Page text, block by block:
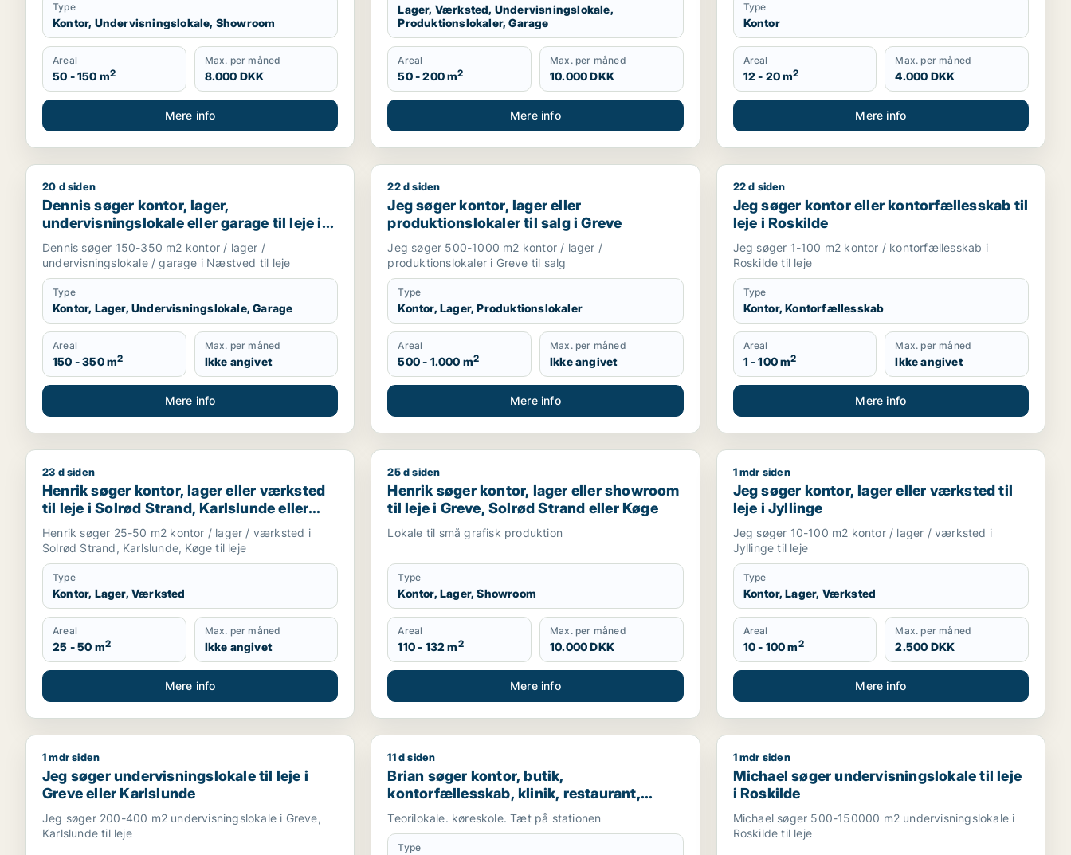
Type
Kontor, Undervisningslokale, Showroom
Areal
50 - 150 m2
Max. per måned
8.000 DKK
Mere info
Lager, Værksted, Undervisningslokale,
Produktionslokaler, Garage
Areal
50 - 200 m2
Max. per måned
10.000 DKK
Mere info
Type
Kontor
Areal
12 - 20 m2
Max. per måned
4.000 DKK
Mere info
Dennis søger kontor, lager, undervisningslokale eller garage til leje i Næstved
20 d siden
Dennis søger kontor, lager,
undervisningslokale eller garage til leje i
Næstved
Dennis søger 150-350 m2 kontor / lager /
undervisningslokale / garage i Næstved til leje
Type
Kontor, Lager, Undervisningslokale, Garage
Areal
150 - 350 m2
Max. per måned
Ikke angivet
Mere info
Jeg søger kontor, lager eller produktionslokaler til salg i Greve
22 d siden
Jeg søger kontor, lager eller
produktionslokaler til salg i Greve
Jeg søger 500-1000 m2 kontor / lager /
produktionslokaler i Greve til salg
Type
Kontor, Lager, Produktionslokaler
Areal
500 - 1.000 m2
Max. per måned
Ikke angivet
Mere info
Jeg søger kontor eller kontorfællesskab til leje i
22 d siden
Jeg søger kontor eller kontorfællesskab til
leje i Roskilde
Jeg søger 1-100 m2 kontor / kontorfællesskab i
Roskilde til leje
Type
Kontor, Kontorfællesskab
Areal
1 - 100 m2
Max. per måned
Ikke angivet
Mere info
Henrik søger kontor, lager eller værksted til leje i Solrød Strand, Karlslunde eller Køge
23 d siden
Henrik søger kontor, lager eller værksted
til leje i Solrød Strand, Karlslunde eller
Køge
Henrik søger 25-50 m2 kontor / lager / værksted i
Solrød Strand, Karlslunde, Køge til leje
Type
Kontor, Lager, Værksted
Areal
25 - 50 m2
Max. per måned
Ikke angivet
Mere info
Henrik søger kontor, lager eller showroom til leje i Greve, Solrød Strand eller Køge
25 d siden
Henrik søger kontor, lager eller showroom
til leje i Greve, Solrød Strand eller Køge
Lokale til små grafisk produktion
Type
Kontor, Lager, Showroom
Areal
110 - 132 m2
Max. per måned
10.000 DKK
Mere info
Jeg søger kontor, lager eller værksted til leje i Jyllinge
1 mdr siden
Jeg søger kontor, lager eller værksted til
leje i Jyllinge
Jeg søger 10-100 m2 kontor / lager / værksted i
Jyllinge til leje
Type
Kontor, Lager, Værksted
Areal
10 - 100 m2
Max. per måned
2.500 DKK
Mere info
Jeg søger undervisningslokale til leje i Greve eller Karlslunde
1 mdr siden
Jeg søger undervisningslokale til leje i
Greve eller Karlslunde
Jeg søger 200-400 m2 undervisningslokale i Greve,
Karlslunde til leje
Brian søger kontor, butik, kontorfællesskab, klinik, restaurant, virtuelt kontor, undervisningslokale,
11 d siden
Brian søger kontor, butik,
kontorfællesskab, klinik, restaurant,
virtuelt kontor, undervisningslokale,
produktionslokaler eller garage til leje i
Nykøbing Falster
Teorilokale. køreskole. Tæt på stationen
Type
Michael søger undervisningslokale til leje i Roskilde
1 mdr siden
Michael søger undervisningslokale til leje
i Roskilde
Michael søger 500-150000 m2 undervisningslokale i
Roskilde til leje